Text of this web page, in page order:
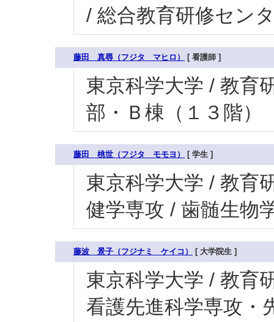
/ 総合教育研修セン
藤田 真尋（フジタ マヒロ） [ 看護師 ]
東京科学大学 / 教育
部・Ｂ棟（１３階）
藤田 桃世（フジタ モモヨ） [ 学生 ]
東京科学大学 / 教育
健学専攻 / 歯髄生物
藤波 景子（フジナミ ケイコ） [ 大学院生 ]
東京科学大学 / 教育
看護先進科学専攻・